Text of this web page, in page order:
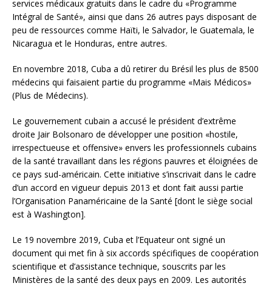
services médicaux gratuits dans le cadre du «Programme
Intégral de Santé», ainsi que dans 26 autres pays disposant de
peu de ressources comme Haïti, le Salvador, le Guatemala, le
Nicaragua et le Honduras, entre autres.
En novembre 2018, Cuba a dû retirer du Brésil les plus de 8500
médecins qui faisaient partie du programme «Mais Médicos»
(Plus de Médecins).
Le gouvernement cubain a accusé le président d’extrême
droite Jair Bolsonaro de développer une position «hostile,
irrespectueuse et offensive» envers les professionnels cubains
de la santé travaillant dans les régions pauvres et éloignées de
ce pays sud-américain. Cette initiative s’inscrivait dans le cadre
d’un accord en vigueur depuis 2013 et dont fait aussi partie
l’Organisation Panaméricaine de la Santé [dont le siège social
est à Washington].
Le 19 novembre 2019, Cuba et l’Equateur ont signé un
document qui met fin à six accords spécifiques de coopération
scientifique et d’assistance technique, souscrits par les
Ministères de la santé des deux pays en 2009. Les autorités